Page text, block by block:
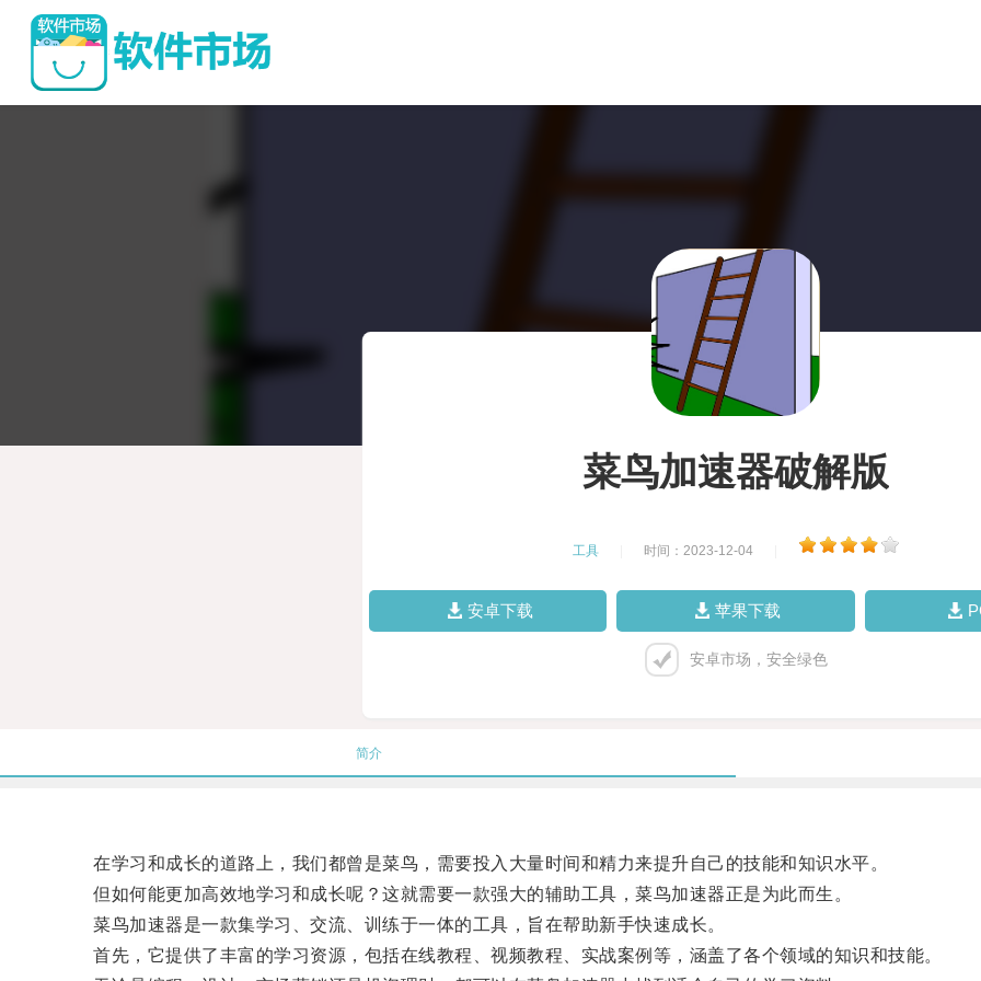
菜鸟加速器破解版
工具 时间：2023-12-04
安卓下载 苹果下载
安卓市场，安全绿色
简介
在学习和成长的道路上，我们都曾是菜鸟，需要投入大量时间和精力来提升自己的技能和知识水平。
但如何能更加高效地学习和成长呢？这就需要一款强大的辅助工具，菜鸟加速器正是为此而生。
菜鸟加速器是一款集学习、交流、训练于一体的工具，旨在帮助新手快速成长。
首先，它提供了丰富的学习资源，包括在线教程、视频教程、实战案例等，涵盖了各个领域的知识和技能。